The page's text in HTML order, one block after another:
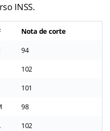
INSS.
Nota de corte
94
102
101
98
102